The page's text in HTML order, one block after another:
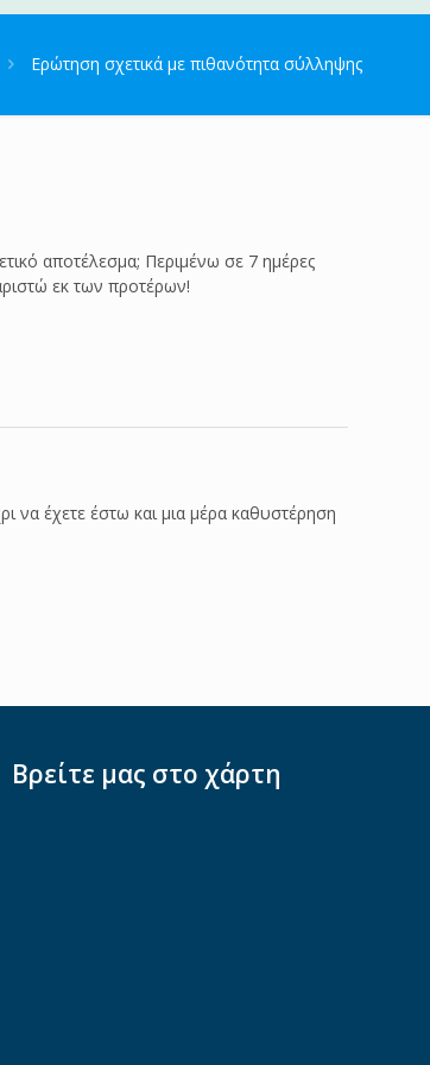
Ερώτηση σχετικά με πιθανότητα σύλληψης
αποτέλεσμα; Περιμένω σε 7 ημέρες
εκ των προτέρων!
να έχετε έστω και μια μέρα καθυστέρηση
Βρείτε μας στο χάρτη